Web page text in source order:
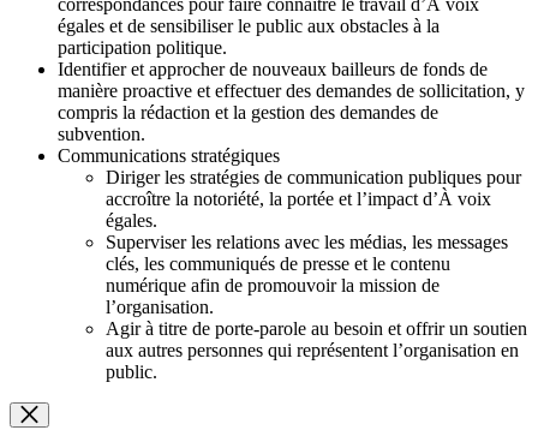
égales et de sensibiliser le public aux obstacles à la
participation politique.
Identifier et approcher de nouveaux bailleurs de fonds de
manière proactive et effectuer des demandes de sollicitation, y
compris la rédaction et la gestion des demandes de
subvention.
Communications stratégiques
Diriger les stratégies de communication publiques pour
accroître la notoriété, la portée et l’impact d’À voix
égales.
Superviser les relations avec les médias, les messages
clés, les communiqués de presse et le contenu
numérique afin de promouvoir la mission de
l’organisation.
Agir à titre de porte-parole au besoin et offrir un soutien
aux autres personnes qui représentent l’organisation en
public.